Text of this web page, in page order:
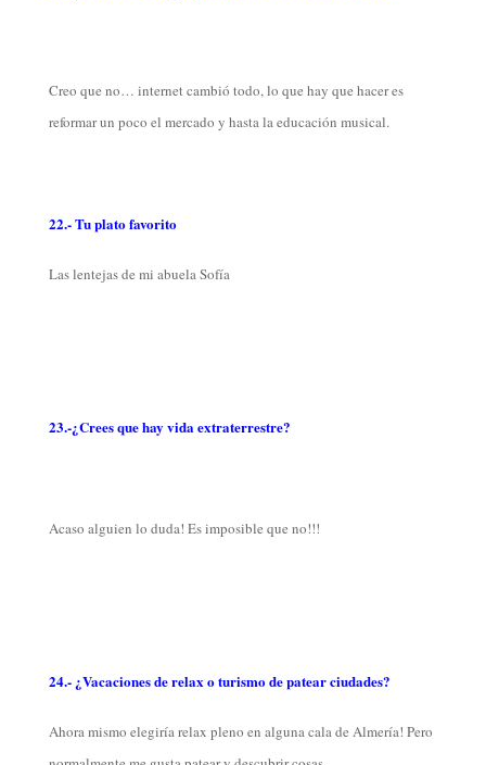
Creo que no… internet cambió todo, lo que hay que hacer es
reformar un poco el mercado y hasta la educación musical.
22.- Tu plato favorito
Las lentejas de mi abuela Sofía
23.-¿Crees que hay vida extraterrestre?
Acaso alguien lo duda! Es imposible que no!!!
24.- ¿Vacaciones de relax o turismo de patear ciudades?
Ahora mismo elegiría relax pleno en alguna cala de Almería! Pero